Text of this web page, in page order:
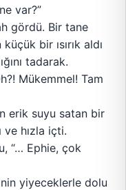
var?”
gördü. Bir tane
bir ısırık aldı
tadarak.
Mükemmel! Tam
erik suyu satan bir
ve hızla içti.
“… Ephie, çok
yiyeceklerle dolu